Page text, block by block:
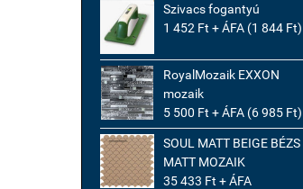
Szivacs fogantyú
1 452 Ft + ÁFA (1 844 Ft)
RoyalMozaik EXXON
mozaik
5 500 Ft + ÁFA (6 985 Ft)
SOUL MATT BEIGE BÉZS
MATT MOZAIK
35 433 Ft + ÁFA